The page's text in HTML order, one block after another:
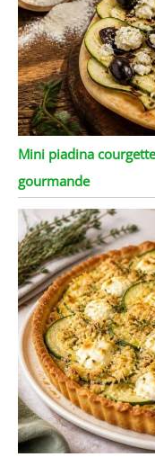
Mini piadina
gourmande